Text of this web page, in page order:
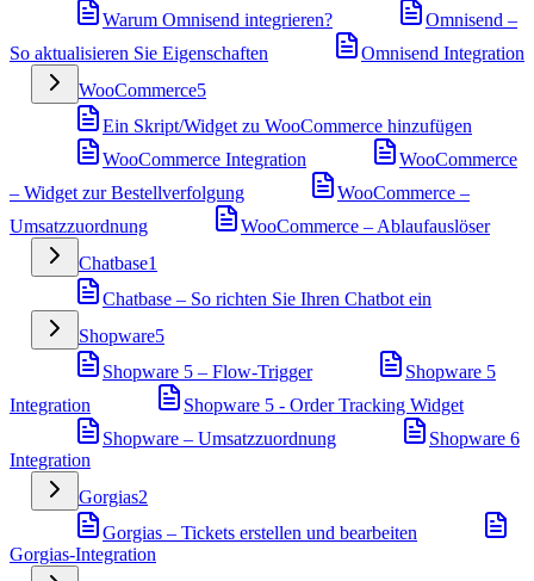
Warum Omnisend integrieren?
Omnisend –
So aktualisieren Sie Eigenschaften
Omnisend Integration
WooCommerce5
Ein Skript/Widget zu WooCommerce hinzufügen
WooCommerce Integration
WooCommerce
– Widget zur Bestellverfolgung
WooCommerce –
Umsatzzuordnung
WooCommerce – Ablaufauslöser
Chatbase1
Chatbase – So richten Sie Ihren Chatbot ein
Shopware5
Shopware 5 – Flow-Trigger
Shopware 5
Integration
Shopware 5 - Order Tracking Widget
Shopware – Umsatzzuordnung
Shopware 6
Integration
Gorgias2
Gorgias – Tickets erstellen und bearbeiten
Gorgias-Integration